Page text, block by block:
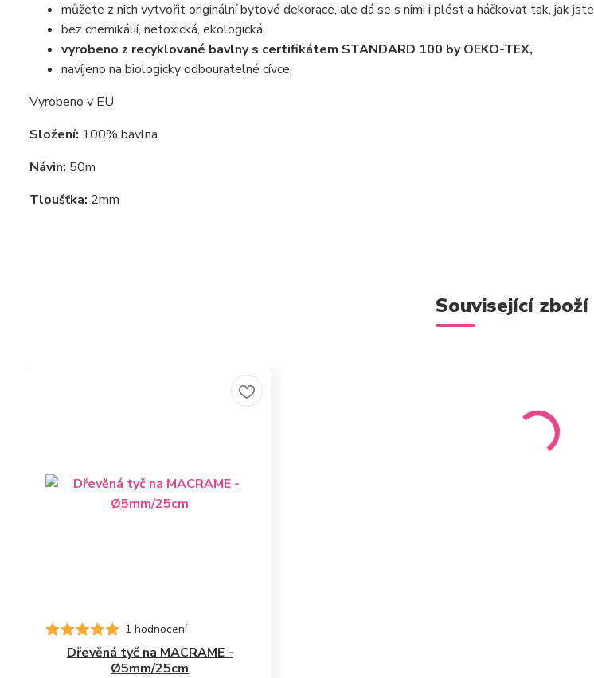
můžete z nich vytvořit originální bytové dekorace, ale dá se s nimi i plést a háčkovat tak, jak
bez chemikálií, netoxická, ekologická,
vyrobeno z recyklované bavlny s certifikátem STANDARD 100 by OEKO-TEX,
navíjeno na biologicky odbouratelné cívce.
Vyrobeno v EU
Složení: 100% bavlna
Návin: 50m
Tloušťka: 2mm
Související zboží
1 hodnocení
Dřevěná tyč na MACRAME -
Ø5mm/25cm